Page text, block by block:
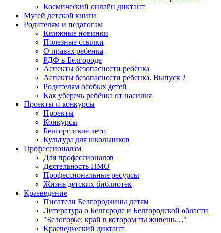
Космический онлайн диктант
Музей детской книги
Родителям и педагогам
Книжные новинки
Полезные ссылки
О правах ребенка
РДФ в Белгороде
Аспекты безопасности ребёнка
Аспекты безопасности ребенка. Выпуск 2
Родителям особых детей
Как уберечь ребёнка от насилия
Проекты и конкурсы
Проекты
Конкурсы
Белгородское лето
Культура для школьников
Профессионалам
Для профессионалов
Деятельность НМО
Профессиональные ресурсы
Жизнь детских библиотек
Краеведение
Писатели Белгородчины детям
Литература о Белгороде и Белгородской области
"Белогорье: край в котором ты живешь…"
Краеведческий диктант